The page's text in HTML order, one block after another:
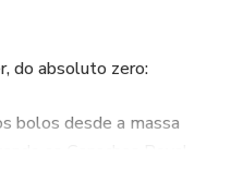
do absoluto zero:
bolos desde a massa